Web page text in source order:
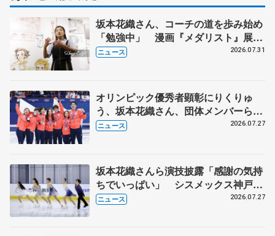
坂本花織さん、コーチの道を歩み始め
「勉強中」 漫画『メダリスト』展覧
会で子どもたちにエール
ニュース 2026.07.31
オリンピック優秀者顕彰にりくりゅ
う、坂本花織さん、団体メンバーら
8月7日に文科省が表彰式、ブルーノ・
ニュース 2026.07.27
坂本花織さんら演技披露「感謝の気持
ちでいっぱい」 シスメックス神戸ア
イスキャンパス開場1周年イベント
ニュース 2026.07.27